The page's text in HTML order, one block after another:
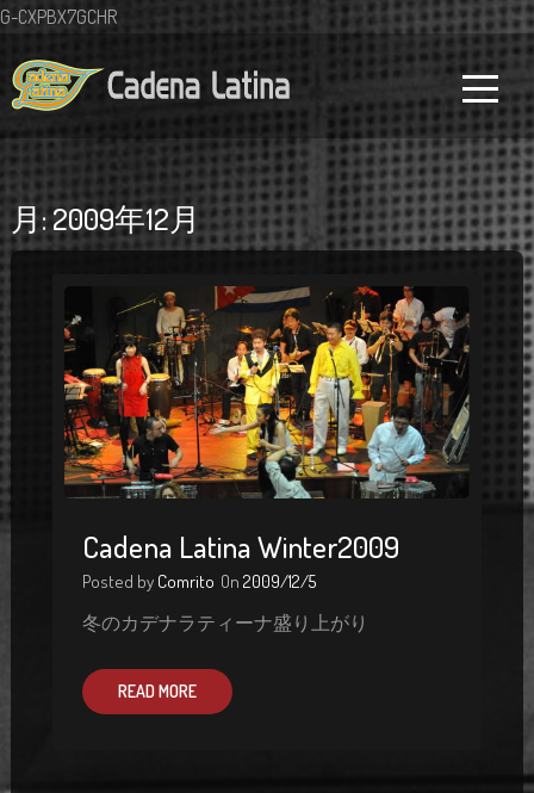
G-CXPBX7GCHR
月:2009年12月
Cadena Latina Winter2009
Posted by Comrito On 2009/12/5
冬のカデナラティーナ盛り上がり
READ MORE